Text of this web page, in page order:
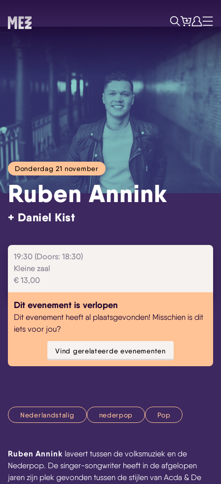
ZoekTicketsAccount
Menu
Donderdag 21 november
Ruben Annink
+ Daniel Kist
19:30 (Doors: 18:30)
Kleine zaal
€ 13,00
Dit evenement is verlopen
Dit evenement heeft al plaatsgevonden! Misschien is dit
iets voor jou?
Vind gerelateerde evenementen
Nederlandstalig nederpop Pop
Ruben Annink laveert tussen de volksmuziek en de
Nederpop. De singer-songwriter heeft in de afgelopen
jaren zijn plek gevonden tussen de stijlen van Acda & De